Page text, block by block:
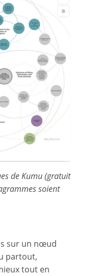
de Kumu (gratuit
soient
sur un nœud
partout,
tout en